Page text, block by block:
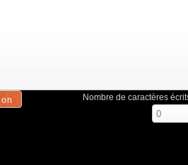
Nombre de caractères